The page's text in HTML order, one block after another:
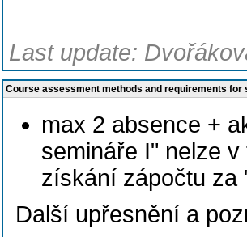
Last update:
Course assessment methods and requirements
max 2 absence +
semináře I" nelze
získání zápočtu za
Další upřesnění a